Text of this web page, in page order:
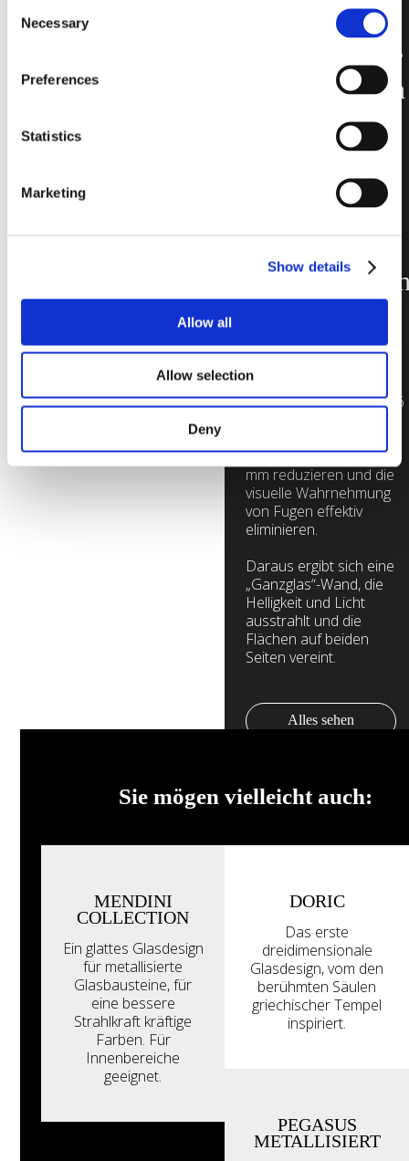
Selection
Necessary
Preferences
Statistics
Marketing
Show details
Allow all
Allow selection
Deny
Pegasus—
Linie Ideal für
Anwendungen
im Innen- und
Außenbereich
sowie für
stilvolle und
Die Design Pegasus-
Linie bietet einzigartige 6
Nahtbereich nur auf 2
mm reduzieren und die
visuelle Wahrnehmung
von Fugen effektiv
eliminieren.
Daraus ergibt sich eine
„Ganzglas“-Wand, die
Helligkeit und Licht
ausstrahlt und die
Flächen auf beiden
Seiten vereint.
Alles sehen
Sie mögen vielleicht auch:
MENDINI
COLLECTION
Ein glattes Glasdesign
für metallisierte
Glasbausteine, für
eine bessere
Strahlkraft kräftige
Farben. Für
Innenbereiche
geeignet.
DORIC
Das erste
dreidimensionale
Glasdesign, vom den
berühmten Säulen
griechischer Tempel
inspiriert.
PEGASUS
METALLISIERT